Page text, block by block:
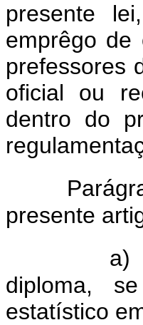
presente
emprêgo de
prefessores
oficial ou
dentro do
presente
a)
diploma,
estatístico